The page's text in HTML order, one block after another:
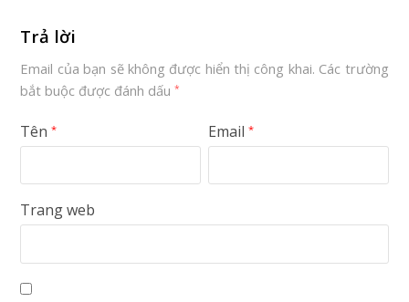
Trả lời
Email của bạn sẽ không được hiển thị công khai. Các trường
bắt buộc được đánh dấu*
Tên* Email*
Trang web